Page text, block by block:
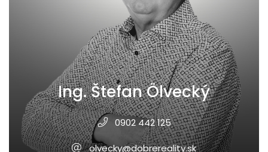
Ing. Štefan Ölvecký
0902 442 125
olvecky@dobrereality.sk